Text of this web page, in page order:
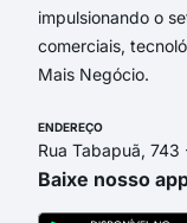
impulsionando o
comerciais,
Mais Negócio.
ENDEREÇO
Rua Tabapuã,
Baixe nosso